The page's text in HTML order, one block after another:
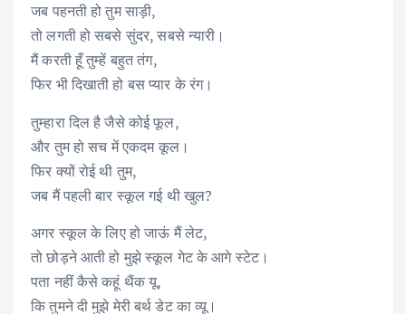
जब पहनती हो तुम साड़ी,
तो लगती हो सबसे सुंदर, सबसे न्यारी।
मैं करती हूँ तुम्हें बहुत तंग,
फिर भी दिखाती हो बस प्यार के रंग।
तुम्हारा दिल है जैसे कोई फूल,
और तुम हो सच में एकदम कूल।
फिर क्यों रोई थी तुम,
जब मैं पहली बार स्कूल गई थी खुल?
अगर स्कूल के लिए हो जाऊं मैं लेट,
तो छोड़ने आती हो मुझे स्कूल गेट के आगे स्टेट।
पता नहीं कैसे कहूं थैंक यू,
कि तुमने दी मुझे मेरी बर्थ डेट का व्यू।